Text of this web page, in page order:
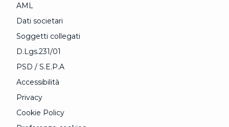
AML
Dati societari
Soggetti collegati
D.Lgs.231/01
PSD / S.E.P.A
Accessibilità
Privacy
Cookie Policy